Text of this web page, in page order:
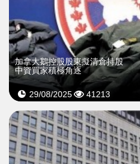
加拿大鵝控股股東擬清倉持股
中資買家積極角逐
29/08/2025 41213